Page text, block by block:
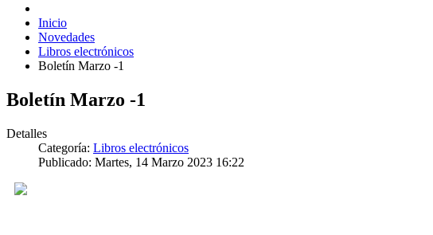
Inicio
Novedades
Libros electrónicos
Boletín Marzo -1
Boletín Marzo -1
Detalles
Categoría: Libros electrónicos
Publicado: Martes, 14 Marzo 2023 16:22